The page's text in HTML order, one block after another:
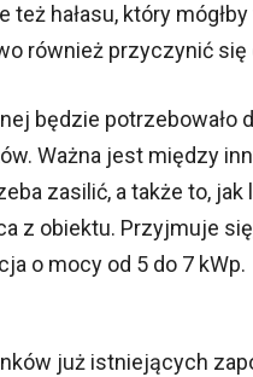
też hałasu, który
również przyczynić
będzie potrzebowało
Ważna jest między
zasilić, a także to,
z obiektu. Przyjmuje
o mocy od 5 do 7 kWp.
już istniejących